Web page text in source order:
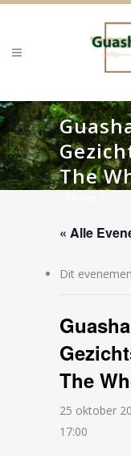
The
« Alle
Dit
Guasha
The
25 oktober
17:00